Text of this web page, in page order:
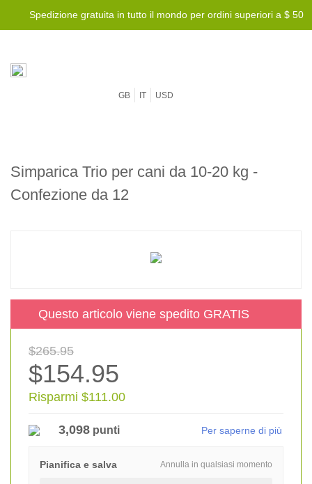
Spedizione gratuita in tutto il mondo per ordini superiori a $ 50
GB IT USD
Simparica Trio per cani da 10-20 kg -
Confezione da 12
Questo articolo viene spedito GRATIS
$265.95
$154.95
Risparmi $111.00
3,098 punti Per saperne di più
Annulla in qualsiasi momento
Pianifica e salva